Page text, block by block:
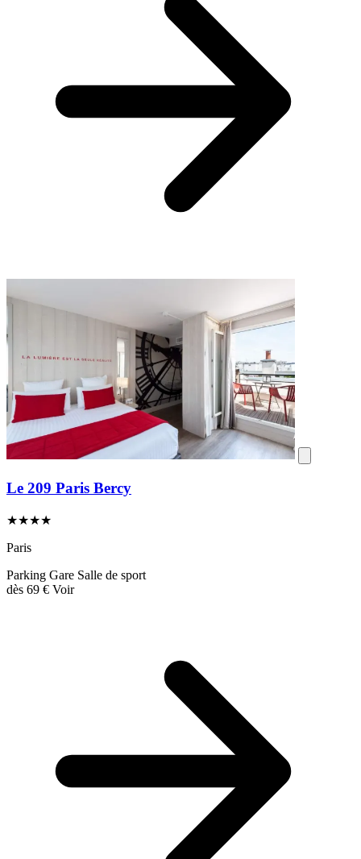
Le 209 Paris Bercy
★★★★
Paris
Parking Gare Salle de sport
dès 69 € Voir